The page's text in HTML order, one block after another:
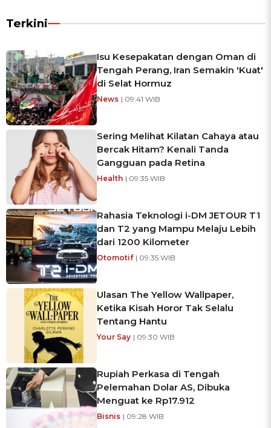
Terkini
Isu Kesepakatan dengan Oman di
Tengah Perang, Iran Semakin 'Kuat'
di Selat Hormuz
News | 09:41 WIB
Sering Melihat Kilatan Cahaya atau
Bercak Hitam? Kenali Tanda
Gangguan pada Retina
Health | 09:35 WIB
Rahasia Teknologi i-DM JETOUR T1
dan T2 yang Mampu Melaju Lebih
dari 1200 Kilometer
Otomotif | 09:35 WIB
Ulasan The Yellow Wallpaper,
Ketika Kisah Horor Tak Selalu
Tentang Hantu
Your Say | 09:30 WIB
Rupiah Perkasa di Tengah
Pelemahan Dolar AS, Dibuka
Menguat ke Rp17.912
Bisnis | 09:28 WIB